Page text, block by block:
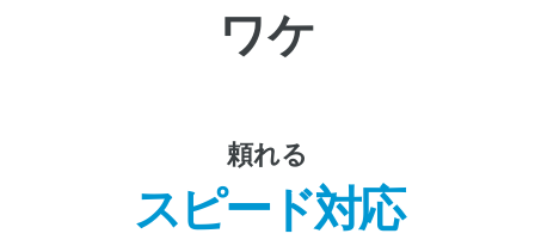
ワケ
頼れる
スピード対応